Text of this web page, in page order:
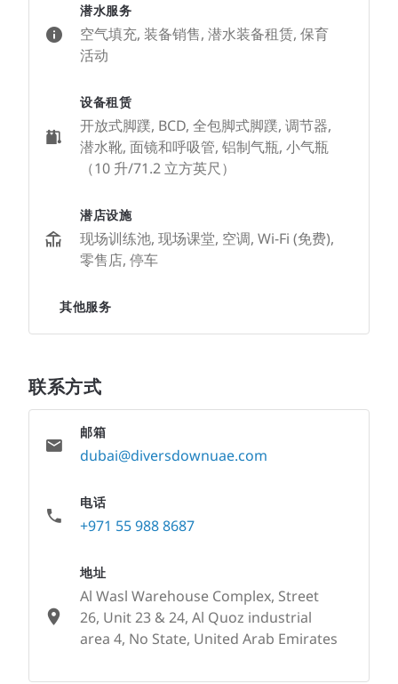
潜水服务
空气填充, 装备销售, 潜水装备租赁, 保育
活动
设备租赁
开放式脚蹼, BCD, 全包脚式脚蹼, 调节器,
潜水靴, 面镜和呼吸管, 铝制气瓶, 小气瓶
（10 升/71.2 立方英尺）
潜店设施
现场训练池, 现场课堂, 空调, Wi-Fi (免费),
零售店, 停车
其他服务
联系方式
邮箱
dubai@diversdownuae.com
电话
+971 55 988 8687
地址
Al Wasl Warehouse Complex, Street
26, Unit 23 & 24, Al Quoz industrial
area 4, No State, United Arab Emirates